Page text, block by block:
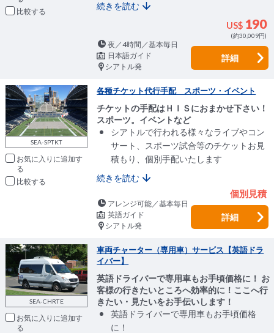
比較
続きを読む
US$ 190
(約30,009円)
夜／4時間／基本毎日
日本語ガイド
シアトル発
詳細
SEA-SPTKT
お気に入りに追加
比較
各種チケット代行手配 スポーツ・イベント
チケットの手配はＨＩＳにおまかせ下さい！
スポーツ。イベントなど
シアトルで行われる様々なライブやコン
サート、スポーツ試合等のチケットお見
積もり、個別手配いたします
続きを読む
個別見積
アレンジ可能／基本毎日
英語ガイド
シアトル発
詳細
SEA-CHRTE
お気に入りに追加
車両チャーター（専用車）サービス【英語ドラ
イバー】
英語ドライバーで専用車もお手頃価格に！ お
客様の行きたいところへ効率的に！ここへ行
きたい・見たいをお手伝いします！
英語ドライバーで専用車もお手頃価格
に！